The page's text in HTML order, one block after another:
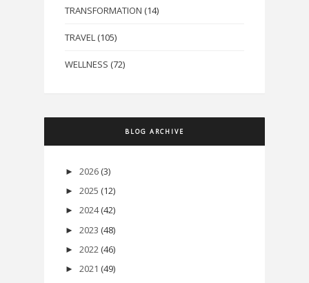
TRANSFORMATION (14)
TRAVEL (105)
WELLNESS (72)
BLOG ARCHIVE
► 2026 (3)
► 2025 (12)
► 2024 (42)
► 2023 (48)
► 2022 (46)
► 2021 (49)